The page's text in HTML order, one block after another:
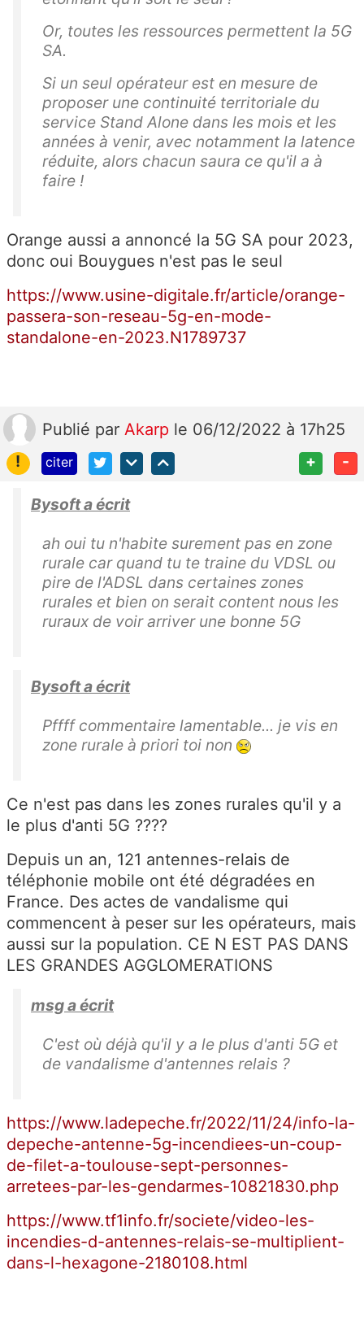
Or, toutes les ressources permettent la 5G
SA.
Si un seul opérateur est en mesure de
proposer une continuité territoriale du
service Stand Alone dans les mois et les
années à venir, avec notamment la latence
réduite, alors chacun saura ce qu'il a à
faire !
Orange aussi a annoncé la 5G SA pour 2023,
donc oui Bouygues n'est pas le seul
https://www.usine-digitale.fr/article/orange-
passera-son-reseau-5g-en-mode-
standalone-en-2023.N1789737
Publié par Akarp le 06/12/2022 à 17h25
!
citer + -
Bysoft a écrit
ah oui tu n'habite surement pas en zone
rurale car quand tu te traine du VDSL ou
pire de l'ADSL dans certaines zones
rurales et bien on serait content nous les
ruraux de voir arriver une bonne 5G
Bysoft a écrit
Pffff commentaire lamentable... je vis en
zone rurale à priori toi non
Ce n'est pas dans les zones rurales qu'il y a
le plus d'anti 5G ????
Depuis un an, 121 antennes-relais de
téléphonie mobile ont été dégradées en
France. Des actes de vandalisme qui
commencent à peser sur les opérateurs, mais
aussi sur la population. CE N EST PAS DANS
LES GRANDES AGGLOMERATIONS
msg a écrit
C'est où déjà qu'il y a le plus d'anti 5G et
de vandalisme d'antennes relais ?
https://www.ladepeche.fr/2022/11/24/info-la-
depeche-antenne-5g-incendiees-un-coup-
de-filet-a-toulouse-sept-personnes-
arretees-par-les-gendarmes-10821830.php
https://www.tf1info.fr/societe/video-les-
incendies-d-antennes-relais-se-multiplient-
dans-l-hexagone-2180108.html